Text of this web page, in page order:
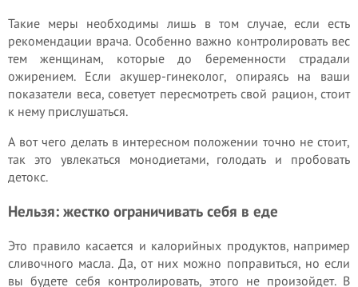
Такие меры необходимы лишь в том случае, если есть
рекомендации врача. Особенно важно контролировать вес
тем женщинам, которые до беременности страдали
ожирением. Если акушер-гинеколог, опираясь на ваши
показатели веса, советует пересмотреть свой рацион, стоит
к нему прислушаться.
А вот чего делать в интересном положении точно не стоит,
так это увлекаться монодиетами, голодать и пробовать
детокс.
Нельзя: жестко ограничивать себя в еде
Это правило касается и калорийных продуктов, например
сливочного масла. Да, от них можно поправиться, но если
вы будете себя контролировать, этого не произойдет. В